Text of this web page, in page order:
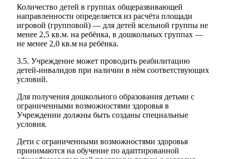
Количество детей в группах общеразвивающей
направленности определяется из расчёта площади
игровой (групповой) — для детей ясельной группы не
менее 2,5 кв.м. на ребёнка, в дошкольных группах —
не менее 2,0 кв.м на ребёнка.
3.5. Учреждение может проводить реабилитацию
детей-инвалидов при наличии в нём соответствующих
условий.
Для получения дошкольного образования детьми с
ограниченными возможностями здоровья в
Учреждении должны быть созданы специальные
условия.
Дети с ограниченными возможностями здоровья
принимаются на обучение по адаптированной